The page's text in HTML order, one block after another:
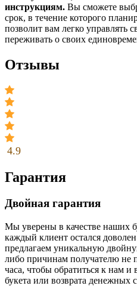
инструкциям. Вы сможете
срок, в течение которого
позволит вам легко управлять
переживать о своих
Отзывы
4.9
Гарантия
Двойная гарантия
Мы уверены в качестве наших
каждый клиент остался
предлагаем уникальную
либо причинам получателю не
часа, чтобы обратиться к нам и
букета или возврата денежных